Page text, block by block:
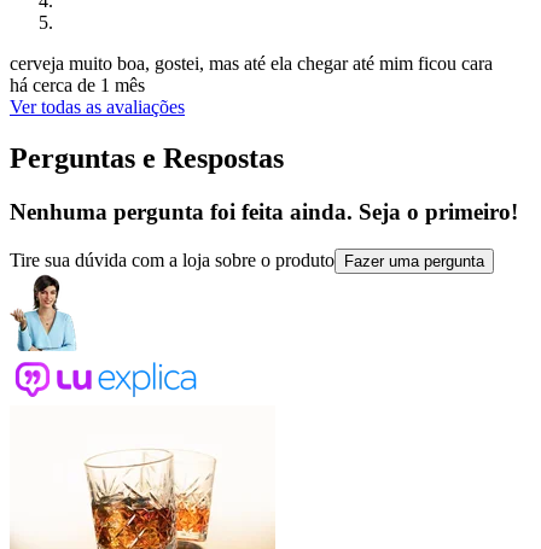
cerveja muito boa, gostei, mas até ela chegar até mim ficou cara
há cerca de 1 mês
Ver todas as avaliações
Perguntas e Respostas
Nenhuma pergunta foi feita ainda. Seja o primeiro!
Tire sua dúvida com a loja sobre o produto Fazer uma pergunta